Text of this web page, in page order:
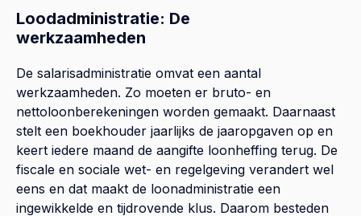
Loodadministratie: De
werkzaamheden
De salarisadministratie omvat een aantal
werkzaamheden. Zo moeten er bruto- en
nettoloonberekeningen worden gemaakt. Daarnaast
stelt een boekhouder jaarlijks de jaaropgaven op en
keert iedere maand de aangifte loonheffing terug. De
fiscale en sociale wet- en regelgeving verandert wel
eens en dat maakt de loonadministratie een
ingewikkelde en tijdrovende klus. Daarom besteden